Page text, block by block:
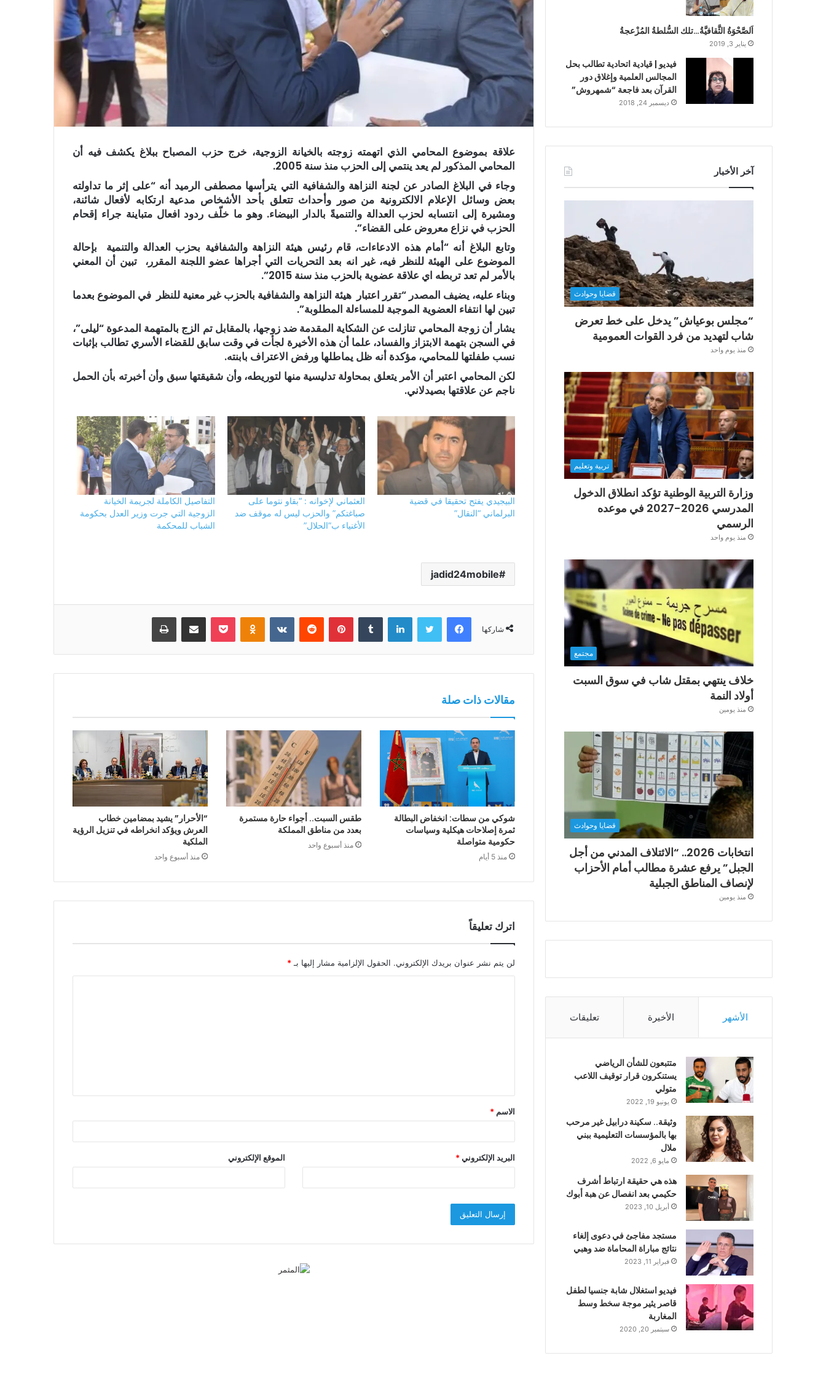
علاقة بموضوع المحامي الذي اتهمته زوجته بالخيانة الزوجية، خرج حزب المصباح ببلاغ يكشف فيه أن
المحامي المذكور لم يعد ينتمي إلى الحزب منذ سنة 2005.
وجاء في البلاغ الصادر عن لجنة النزاهة والشفافية التي يترأسها مصطفى الرميد أنه “على إثر ما تداولته
بعض وسائل الإعلام الالكترونية من صور وأحداث تتعلق بأحد الأشخاص مدعية ارتكابه لأفعال شائنة،
ومشيرة إلى انتسابه لحزب العدالة والتنميةً بالدار البيضاء. وهو ما خلّف ردود افعال متباينة جراء إقحام
الحزب في نزاع معروض على القضاء”.
وتابع البلاغ أنه “أمام هذه الادعاءات، قام رئيس هيئة النزاهة والشفافية بحزب العدالة والتنمية بإحالة
الموضوع على الهيئة للنظر فيه، غير انه بعد التحريات التي أجراها عضو اللجنة المقرر، تبين أن المعني
بالأمر لم تعد تربطه اي علاقة عضوية بالحزب منذ سنة 2015”.
وبناء عليه، يضيف المصدر “تقرر اعتبار هيئة النزاهة والشفافية بالحزب غير معنية للنظر في الموضوع بعدما
تبين لها انتفاء العضوية الموجبة للمساءلة المطلوبة”.
يشار أن زوجة المحامي تنازلت عن الشكاية المقدمة ضد زوجها، بالمقابل تم الزج بالمتهمة المدعوة “ليلى”،
في السجن بتهمة الابتزاز والفساد، علما أن هذه الأخيرة لجأت في وقت سابق للقضاء الأسري تطالب بإثبات
نسب طفلتها للمحامي، مؤكدة أنه ظل يماطلها ورفض الاعتراف بابنته.
لكن المحامي اعتبر أن الأمر يتعلق بمحاولة تدليسية منها لتوريطه، وأن شقيقتها سبق وأن أخبرته بأن الحمل
ناجم عن علاقتها بصيدلاني.
البيجيدي يفتح تحقيقا في قضية
البرلماني “النقال”
العثماني لإخوانه : “بقاو نتوما على
صباغتكم” والحزب ليس له موقف ضد
الأغنياء ب”الحلال”
التفاصيل الكاملة لجريمة الخيانة
الزوجية التي جرت وزير العدل بحكومة
الشباب للمحكمة
jadid24mobile
شاركها
فيسبوك تويتر لينكدإن بينتيريست Odnoklassniki
بوكيت مشاركة عبر البريد طباعة
مقالات ذات صلة
شوكي من سطات: انخفاض البطالة
ثمرة إصلاحات هيكلية وسياسات
حكومية متواصلة
منذ 5 أيام
طقس السبت.. أجواء حارة مستمرة
بعدد من مناطق المملكة
منذ أسبوع واحد
“الأحرار” يشيد بمضامين خطاب
العرش ويؤكد انخراطه في تنزيل الرؤية
الملكية
منذ أسبوع واحد
اترك تعليقاً
لن يتم نشر عنوان بريدك الإلكتروني. الحقول الإلزامية مشار إليها بـ *
ق
*
الاسم *
البريد الإلكتروني* الموقع الإلكتروني
اَلصَّحْوَةُ الثَّقافيَّةُ…تلك السُّلطةُ المُزْعجةُ
يناير 3, 2019
فيديو | قيادية اتحادية تطالب بحل
المجالس العلمية وإغلاق دور
القرآن بعد فاجعة “شمهروش”
ديسمبر 24, 2018
آخر الأخبار
قضايا وحوادث
“مجلس بوعياش” يدخل على خط تعرض
شاب لتهديد من فرد القوات العمومية
منذ يوم واحد
تربية وتعليم
وزارة التربية الوطنية تؤكد انطلاق الدخول
المدرسي 2026-2027 في موعده
الرسمي
منذ يوم واحد
مجتمع
خلاف ينتهي بمقتل شاب في سوق السبت
أولاد النمة
منذ يومين
قضايا وحوادث
انتخابات 2026.. “الائتلاف المدني من أجل
الجبل” يرفع عشرة مطالب أمام الأحزاب
لإنصاف المناطق الجبلية
منذ يومين
الأشهر الأخيرة تعليقات
متتبعون للشأن الرياضي
يستنكرون قرار توقيف اللاعب
متولي
يونيو 19, 2022
وثيقة.. سكينة درابيل غير مرحب
بها بالمؤسسات التعليمية ببني
ملال
مايو 6, 2022
هذه هي حقيقة ارتباط أشرف
حكيمي بعد انفصال عن هبة أبوك
أبريل 10, 2023
مستجد مفاجئ في دعوى إلغاء
نتائج مباراة المحاماة ضد وهبي
فبراير 11, 2023
فيديو استغلال شابة جنسيا لطفل
قاصر يثير موجة سخط وسط
المغاربة
سبتمبر 20, 2020